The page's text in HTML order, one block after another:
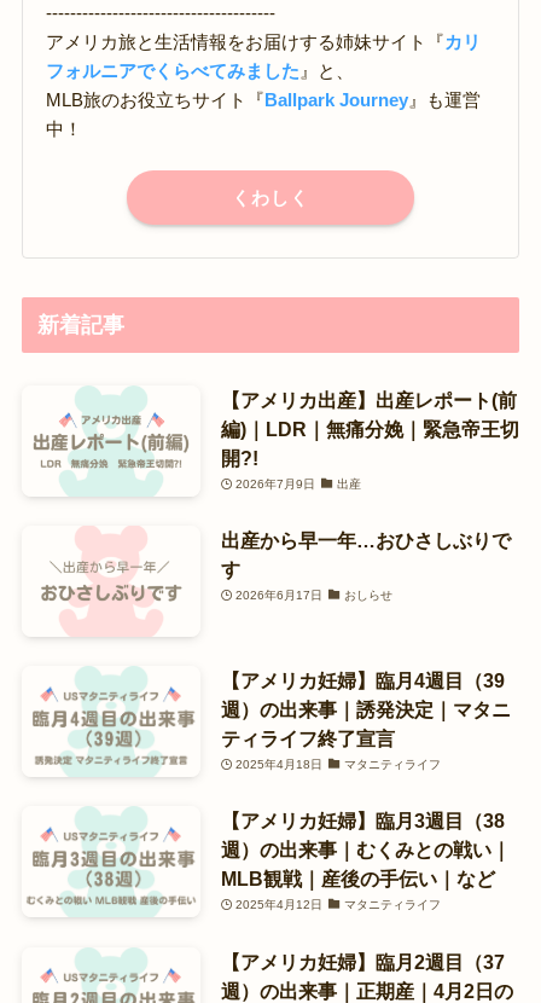
--------------------------------------
アメリカ旅と生活情報をお届けする姉妹サイト『カリ
フォルニアでくらべてみました 』と、
MLB旅のお役立ちサイト『Ballpark Journey 』も運営
中！
くわしく
新着記事
【アメリカ出産】出産レポート(前
編)｜LDR｜無痛分娩｜緊急帝王切
開?!
2026年7月9日 出産
出産から早一年…おひさしぶりで
す
2026年6月17日 おしらせ
【アメリカ妊婦】臨月4週目（39
週）の出来事｜誘発決定｜マタニ
ティライフ終了宣言
2025年4月18日 マタニティライフ
【アメリカ妊婦】臨月3週目（38
週）の出来事｜むくみとの戦い｜
MLB観戦｜産後の手伝い｜など
2025年4月12日 マタニティライフ
【アメリカ妊婦】臨月2週目（37
週）の出来事｜正期産｜4月2日の